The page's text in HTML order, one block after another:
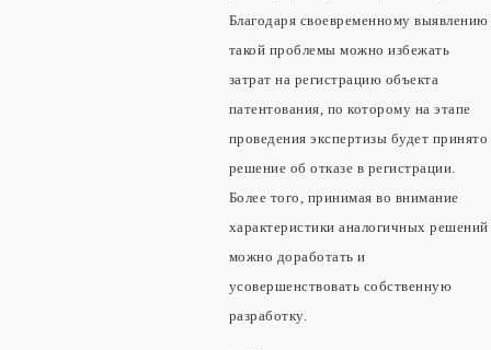
Благодаря своевременному выявлению
такой проблемы можно избежать
затрат на регистрацию объекта
патентования, по которому на этапе
проведения экспертизы будет принято
решение об отказе в регистрации.
Более того, принимая во внимание
характеристики аналогичных решений
можно доработать и
усовершенствовать собственную
разработку.